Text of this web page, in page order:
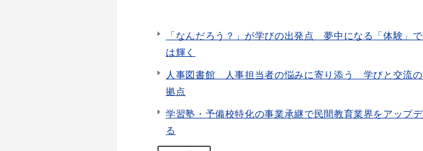
「なんだろう？」が学びの出発点 夢中になる「体験」
は輝く
人事図書館 人事担当者の悩みに寄り添う 学びと交流の
拠点
学習塾・予備校特化の事業承継で民間教育業界をアップ
る